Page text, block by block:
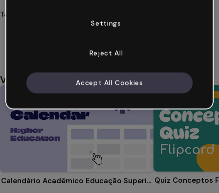
Tags
futurismo inovação
Você também pode gostar
Calendário Acadêmico Educação Superior Quiz Conceptos
Settings
Reject All
Accept All Cookies